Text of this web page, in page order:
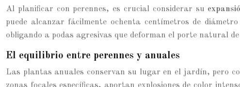
Al planificar con perennes, es crucial considerar su
puede alcanzar fácilmente ochenta centímetros de
obligando a podas agresivas que deforman el porte natural
El equilibrio entre perennes y anuales
Las plantas anuales conservan su lugar en el jardín, pero
zonas focales específicas, aportan explosiones de color